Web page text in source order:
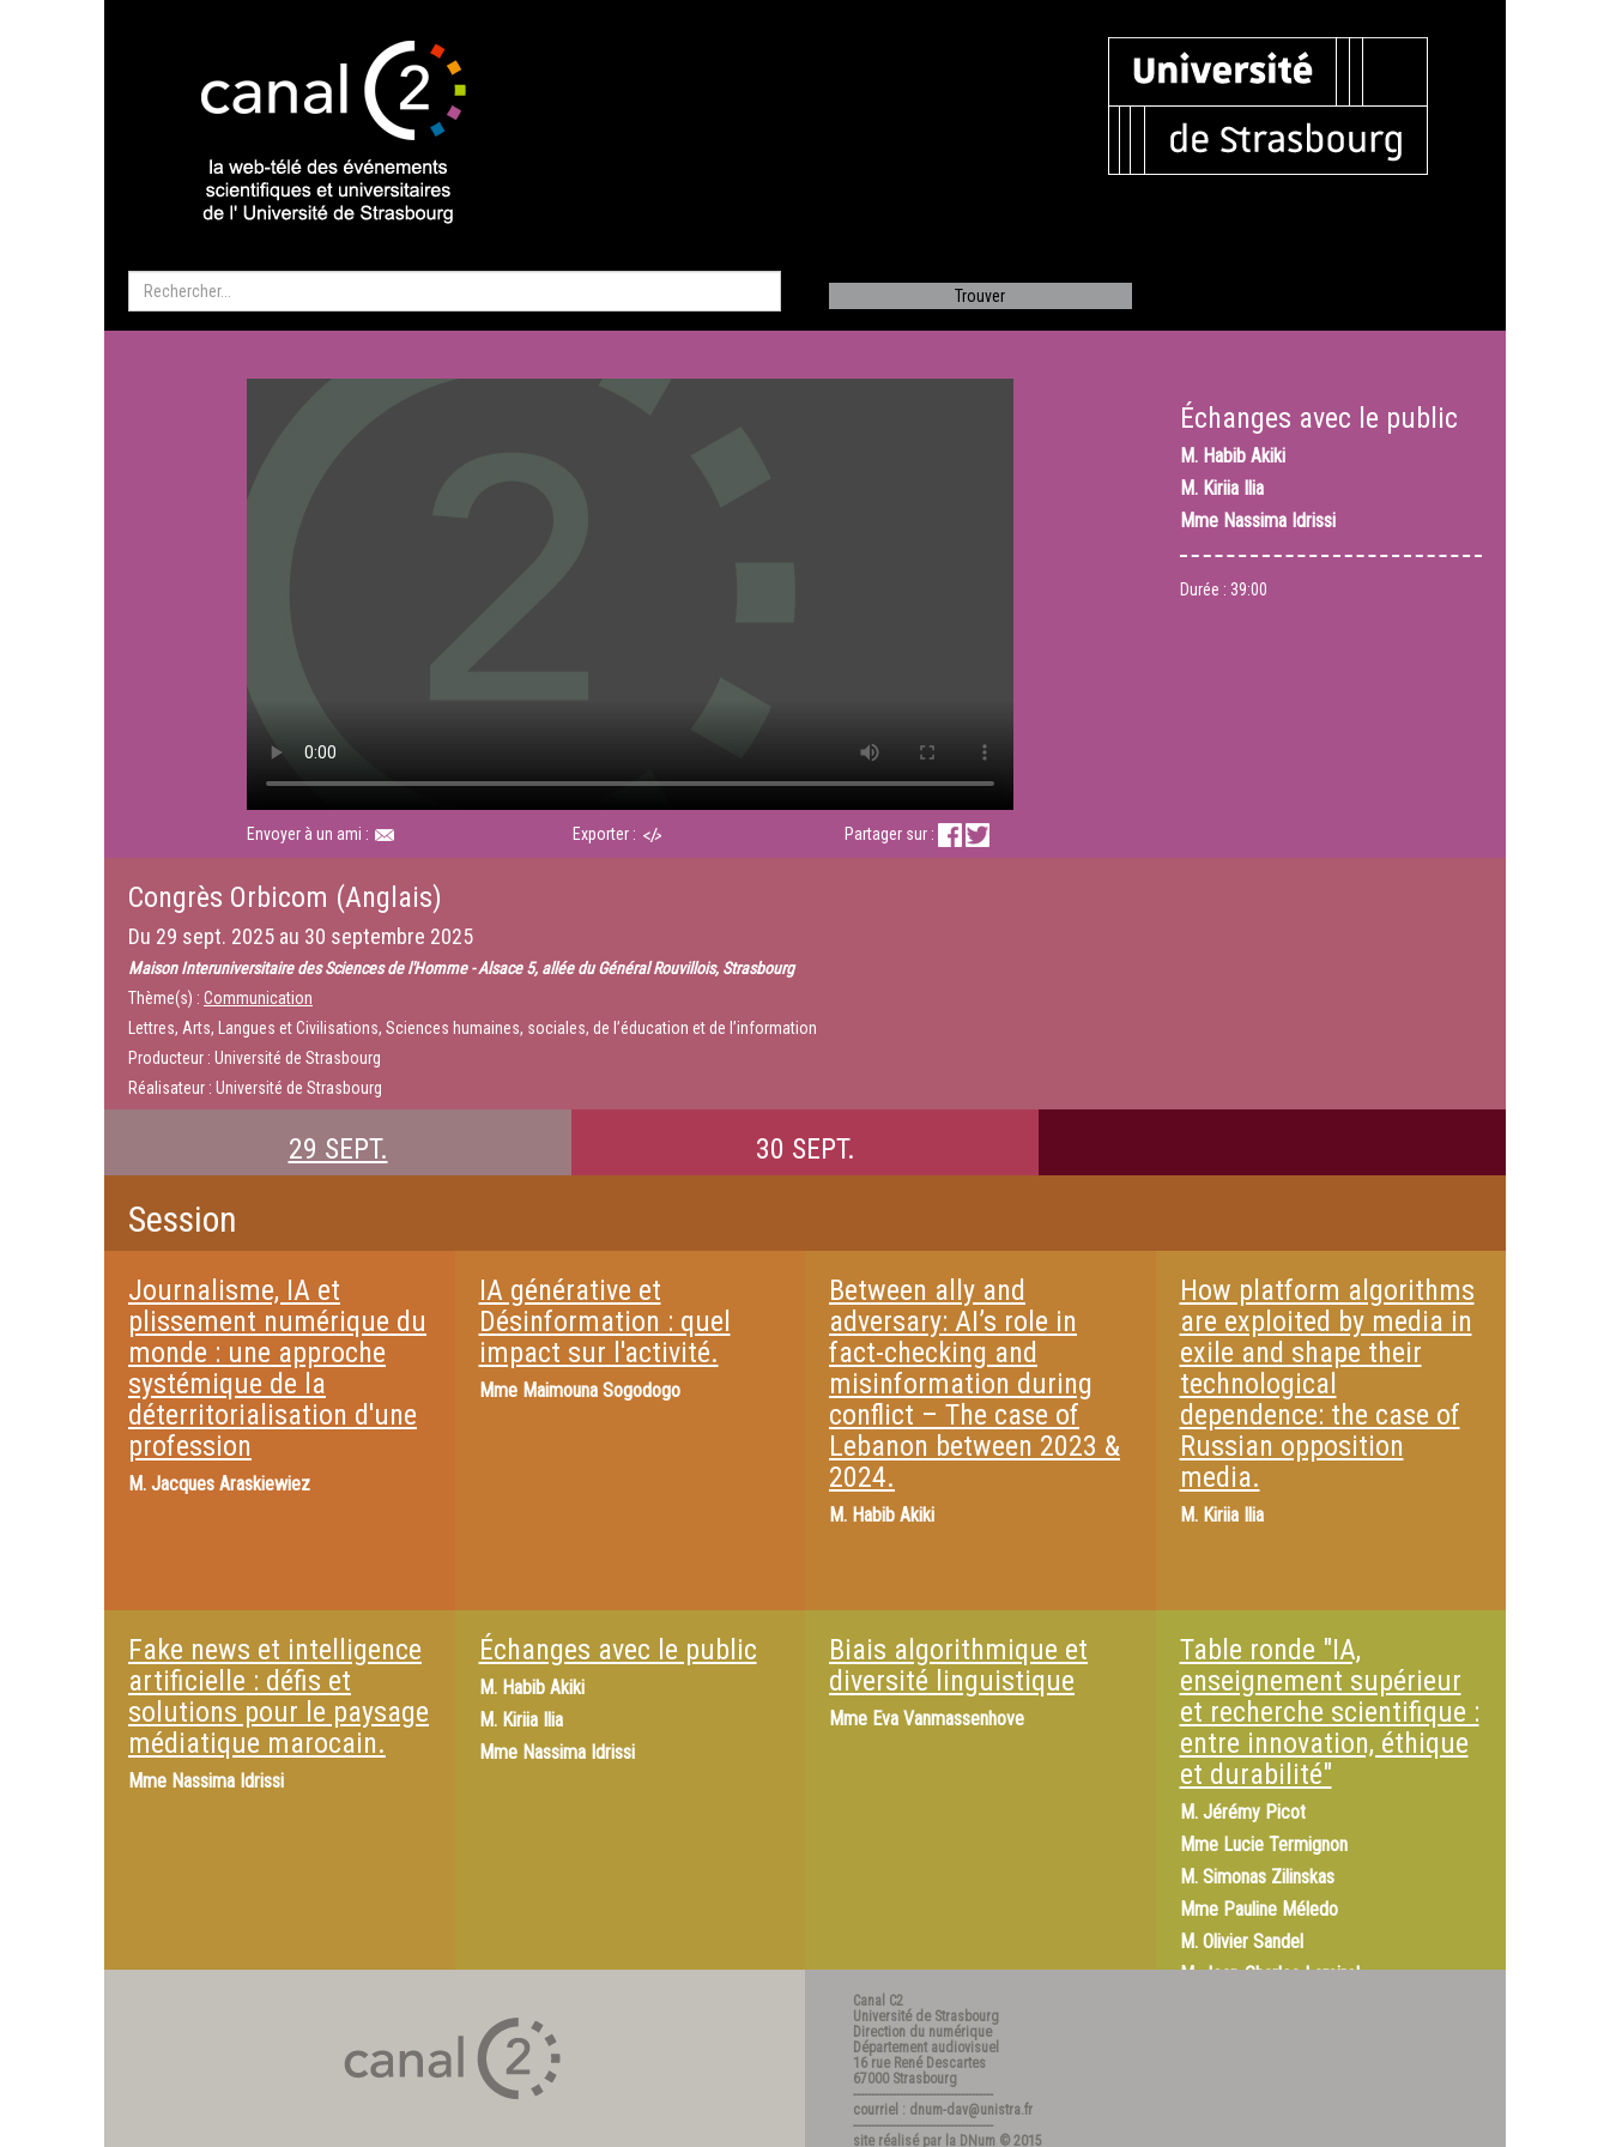
Envoyer à un ami : Exporter : Partager sur :
Échanges avec le public
M. Habib Akiki
M. Kiriia Ilia
Mme Nassima Idrissi
Durée : 39:00
Congrès Orbicom (Anglais)
Du 29 sept. 2025 au 30 septembre 2025
Maison Interuniversitaire des Sciences de l'Homme - Alsace 5, allée du Général Rouvillois, Strasbourg
Thème(s) : Communication
Lettres, Arts, Langues et Civilisations, Sciences humaines, sociales, de l’éducation et de l’information
Producteur : Université de Strasbourg
Réalisateur : Université de Strasbourg
29 SEPT. 30 SEPT.
Session
Journalisme, IA et
plissement numérique du
monde : une approche
systémique de la
déterritorialisation d'une
profession
M. Jacques Araskiewiez
IA générative et
Désinformation : quel
impact sur l'activité.
Mme Maimouna Sogodogo
Between ally and
adversary: AI’s role in
fact-checking and
misinformation during
conflict – The case of
Lebanon between 2023 &
2024.
M. Habib Akiki
How platform algorithms
are exploited by media in
exile and shape their
technological
dependence: the case of
Russian opposition
media.
M. Kiriia Ilia
Fake news et intelligence
artificielle : défis et
solutions pour le paysage
médiatique marocain.
Mme Nassima Idrissi
Échanges avec le public
M. Habib Akiki
M. Kiriia Ilia
Mme Nassima Idrissi
Biais algorithmique et
diversité linguistique
Mme Eva Vanmassenhove
Table ronde "IA,
enseignement supérieur
et recherche scientifique :
entre innovation, éthique
et durabilité"
M. Jérémy Picot
Mme Lucie Termignon
M. Simonas Zilinskas
Mme Pauline Méledo
M. Olivier Sandel
M. Jean-­Charles Lamirel
Canal C2
Université de Strasbourg
Direction du numérique
Département audiovisuel
16 rue René Descartes
67000 Strasbourg
---------------------------------------
courriel : dnum-dav@unistra.fr
---------------------------------------
site réalisé par la DNum © 2015